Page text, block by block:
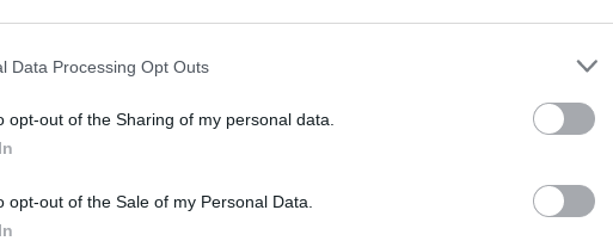
Data Processing Opt Outs
opt-out of the Sharing of my personal data.
opt-out of the Sale of my Personal Data.
των